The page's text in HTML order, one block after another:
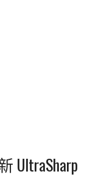
UltraSharp